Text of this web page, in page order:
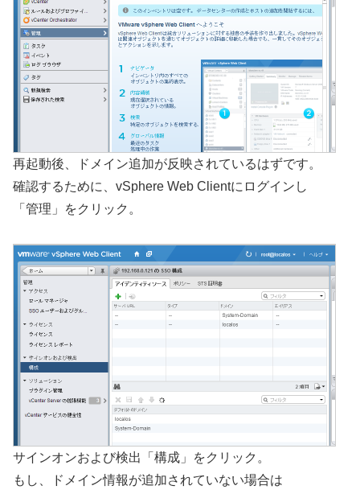
再起動後、ドメイン追加が反映されているはずです。
確認するために、vSphere Web Clientにログインし
「管理」をクリック。
サインオンおよび検出「構成」をクリック。
もし、ドメイン情報が追加されていない場合は